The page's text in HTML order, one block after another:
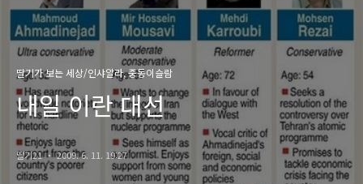
딸기가 보는 세상/인샤알라, 중동이슬람
내일 이란 대선
딸기21 2009. 6. 11. 19:27